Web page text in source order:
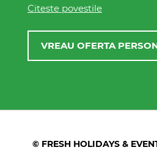
Citeste povestile
VREAU OFERTA
© FRESH HOLIDAYS &